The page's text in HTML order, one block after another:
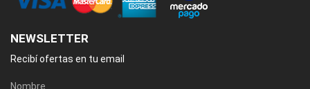
NEWSLETTER
Recibí ofertas en tu email